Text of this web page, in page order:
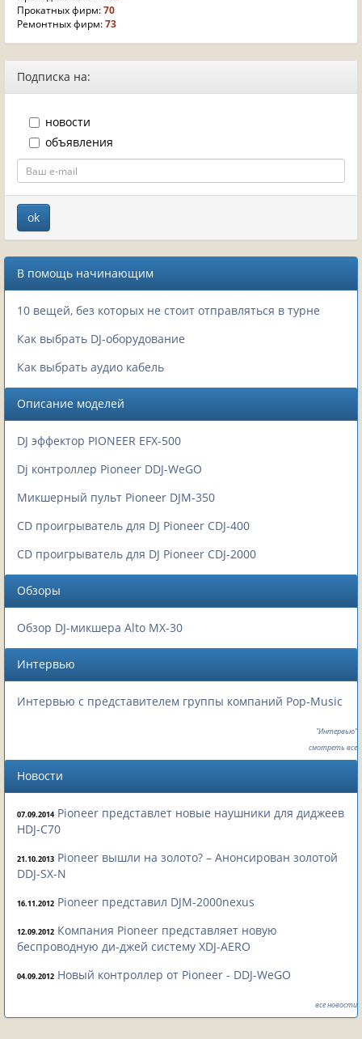
Прокатных фирм:70
Ремонтных фирм:73
Подписка на:
новости
объявления
В помощь начинающим
10 вещей, без которых не стоит отправляться в турне
Как выбрать DJ-оборудование
Как выбрать аудио кабель
Описание моделей
DJ эффектор PIONEER EFX-500
Dj контроллер Pioneer DDJ-WeGO
Микшерный пульт Pioneer DJM-350
CD проигрыватель для DJ Pioneer CDJ-400
CD проигрыватель для DJ Pioneer CDJ-2000
Обзоры
Обзор DJ-микшера Alto MX-30
Интервью
Интервью с представителем группы компаний Pop-Music
"Интервью"
смотреть все
Новости
07.09.2014 Pioneer представлет новые наушники для диджеев
HDJ-C70
21.10.2013 Pioneer вышли на золото? – Анонсирован золотой
DDJ-SX-N
16.11.2012 Pioneer представил DJM-2000nexus
12.09.2012 Компания Pioneer представляет новую
беспроводную ди-джей систему XDJ-AERO
04.09.2012 Новый контроллер от Pioneer - DDJ-WeGO
все новости